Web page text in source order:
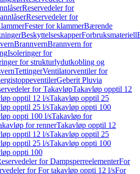
Reservedeler for
Reservedeler for
Fester for klammerBærende
BeskyttelseskapperForbruksmateriell
BrannvernBrannvern for
Isoleringer for
for strukturlydutkobling og
TettingerVentilatorventiler for
Geberit Pluvia
for TakavløpTakavløp opptil 12
opptil 12 l/sTakavløp opptil 25
opptil 25 l/sTakavløp oppti 100
oppti 100 l/sTakavløp for
for rennerTakavløp opptil 12
opptil 12 l/sTakavløp opptil 25
opptil 25 l/sTakavløp oppti 100
oppti 100
for DampsperreelementerFor
for For takavløp oppti 12 l/sFor